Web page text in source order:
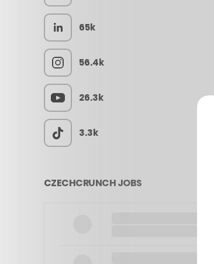
65k
56.4k
26.3k
3.3k
CZECHCRUNCH JOBS